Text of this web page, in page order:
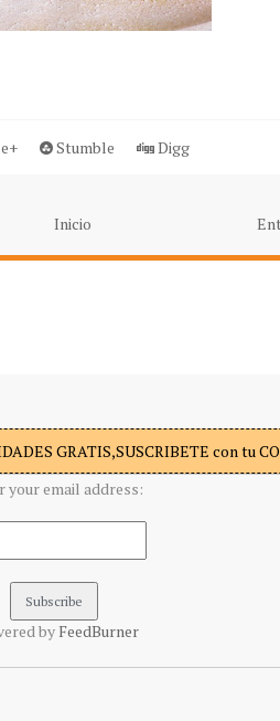
Stumble Digg
Inicio
GRATIS,SUSCRIBETE con tu
your email address:
by FeedBurner